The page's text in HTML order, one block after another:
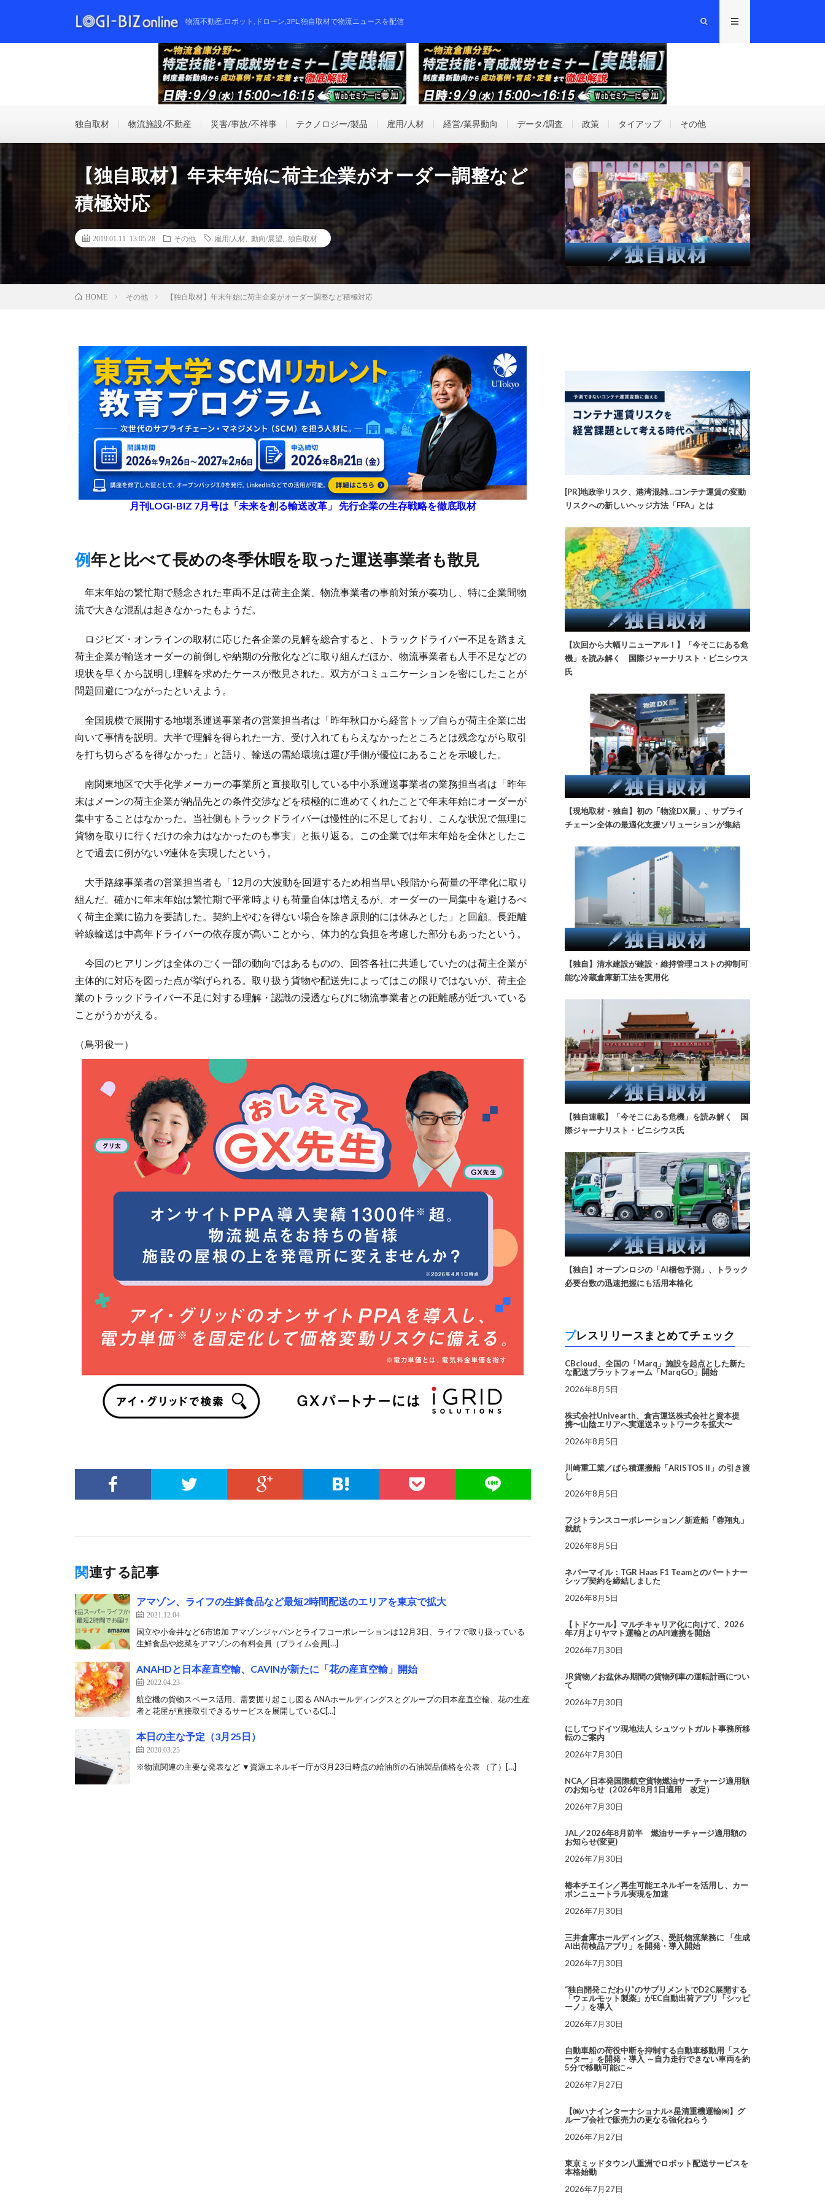
物流不動産,ロボット,ドローン,3PL,独自取材で物流ニュースを配信
独自取材 物流施設/不動産 災害/事故/不祥事 テクノロジー/製品 雇用/人材 経営/業界動向 データ/調査 政策 タイアップ その他
【独自取材】年末年始に荷主企業がオーダー調整など
積極対応
2019.01.11 13:05:28 その他 雇用/人材 動向/展望 独自取材
HOME その他 【独自取材】年末年始に荷主企業がオーダー調整など積極対応
月刊LOGI-BIZ 7月号は「未来を創る輸送改革」 先行企業の生存戦略を徹底取材
例年と比べて長めの冬季休暇を取った運送事業者も散見
年末年始の繁忙期で懸念された車両不足は荷主企業、物流事業者の事前対策が奏功し、特に企業間物
流で大きな混乱は起きなかったもようだ。
ロジビズ・オンラインの取材に応じた各企業の見解を総合すると、トラックドライバー不足を踏まえ
荷主企業が輸送オーダーの前倒しや納期の分散化などに取り組んだほか、物流事業者も人手不足などの
現状を早くから説明し理解を求めたケースが散見された。双方がコミュニケーションを密にしたことが
問題回避につながったといえよう。
全国規模で展開する地場系運送事業者の営業担当者は「昨年秋口から経営トップ自らが荷主企業に出
向いて事情を説明。大半で理解を得られた一方、受け入れてもらえなかったところとは残念ながら取引
を打ち切らざるを得なかった」と語り、輸送の需給環境は運び手側が優位にあることを示唆した。
南関東地区で大手化学メーカーの事業所と直接取引している中小系運送事業者の業務担当者は「昨年
末はメーンの荷主企業が納品先との条件交渉などを積極的に進めてくれたことで年末年始にオーダーが
集中することはなかった。当社側もトラックドライバーは慢性的に不足しており、こんな状況で無理に
貨物を取りに行くだけの余力はなかったのも事実」と振り返る。この企業では年末年始を全休としたこ
とで過去に例がない9連休を実現したという。
大手路線事業者の営業担当者も「12月の大波動を回避するため相当早い段階から荷量の平準化に取り
組んだ。確かに年末年始は繁忙期で平常時よりも荷量自体は増えるが、オーダーの一局集中を避けるべ
く荷主企業に協力を要請した。契約上やむを得ない場合を除き原則的には休みとした」と回顧。長距離
幹線輸送は中高年ドライバーの依存度が高いことから、体力的な負担を考慮した部分もあったという。
今回のヒアリングは全体のごく一部の動向ではあるものの、回答各社に共通していたのは荷主企業が
主体的に対応を図った点が挙げられる。取り扱う貨物や配送先によってはこの限りではないが、荷主企
業のトラックドライバー不足に対する理解・認識の浸透ならびに物流事業者との距離感が近づいている
ことがうかがえる。
（鳥羽俊一）
関連する記事
アマゾン、ライフの生鮮食品など最短2時間配送のエリアを東京で拡大
2021.12.04
国立や小金井など6市追加 アマゾンジャパンとライフコーポレーションは12月3日、ライフで取り扱っている
生鮮食品や総菜をアマゾンの有料会員（プライム会員[…]
ANAHDと日本産直空輸、CAVINが新たに「花の産直空輸」開始
2022.04.23
航空機の貨物スペース活用、需要掘り起こし図る ANAホールディングスとグループの日本産直空輸、花の生産
者と花屋が直接取引できるサービスを展開しているC[…]
本日の主な予定（3月25日）
2020.03.25
※物流関連の主要な発表など ▼資源エネルギー庁が3月23日時点の給油所の石油製品価格を公表 （了）[…]
[PR]地政学リスク、港湾混雑…コンテナ運賃の変動
リスクへの新しいヘッジ方法「FFA」とは
【次回から大幅リニューアル！】「今そこにある危
機」を読み解く 国際ジャーナリスト・ビニシウス
氏
【現地取材・独自】初の「物流DX展」、サプライ
チェーン全体の最適化支援ソリューションが集結
【独自】清水建設が建設・維持管理コストの抑制可
能な冷蔵倉庫新工法を実用化
【独自連載】「今そこにある危機」を読み解く 国
際ジャーナリスト・ビニシウス氏
【独自】オープンロジの「AI梱包予測」、トラック
必要台数の迅速把握にも活用本格化
プレスリリースまとめてチェック
CBcloud、全国の「Marq」施設を起点とした新た
な配送プラットフォーム「MarqGO」開始
2026年8月5日
株式会社Univearth、倉吉運送株式会社と資本提
携〜山陰エリアへ実運送ネットワークを拡大〜
2026年8月5日
川崎重工業／ばら積運搬船「ARISTOS II」の引き渡
し
2026年8月5日
フジトランスコーポレーション／新造船「蓉翔丸」
就航
2026年8月5日
ネバーマイル：TGR Haas F1 Teamとのパートナー
シップ契約を締結しました
2026年8月5日
【トドケール】マルチキャリア化に向けて、2026
年7月よりヤマト運輸とのAPI連携を開始
2026年7月30日
JR貨物／お盆休み期間の貨物列車の運転計画につい
て
2026年7月30日
にしてつドイツ現地法人 シュツットガルト事務所移
転のご案内
2026年7月30日
NCA／日本発国際航空貨物燃油サーチャージ適用額
のお知らせ（2026年8月1日適用 改定）
2026年7月30日
JAL／2026年8月前半 燃油サーチャージ適用額の
お知らせ(変更)
2026年7月30日
椿本チエイン／再生可能エネルギーを活用し、カー
ボンニュートラル実現を加速
2026年7月30日
三井倉庫ホールディングス、受託物流業務に 「生成
AI出荷検品アプリ」を開発・導入開始
2026年7月30日
“独自開発こだわり”のサプリメントでD2C展開する
「ウェルモット製薬」がEC自動出荷アプリ「シッピ
ーノ」を導入
2026年7月30日
自動車船の荷役中断を抑制する自動車移動用「スケ
ーター」を開発・導入 ～自力走行できない車両を約
5分で移動可能に～
2026年7月27日
【㈱ハナインターナショナル×星清重機運輸㈱】グ
ループ会社で販売力の更なる強化ねらう
2026年7月27日
東京ミッドタウン八重洲でロボット配送サービスを
本格始動
2026年7月27日